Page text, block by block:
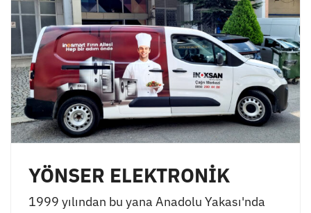
YÖNSER ELEKTRONİK
1999 yılından bu yana Anadolu Yakası'nda